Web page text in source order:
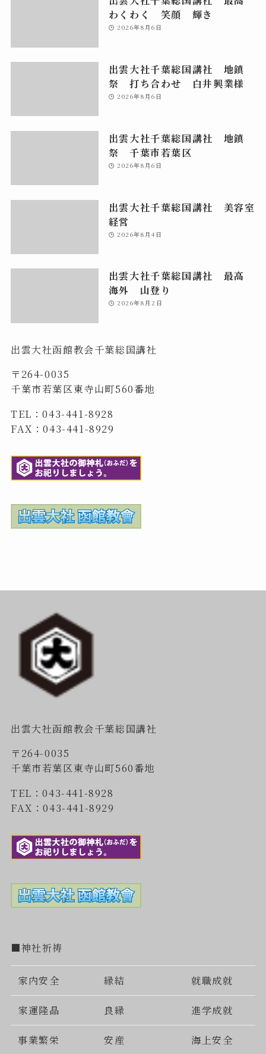
わくわく 笑顔 輝き
2026年8月6日
出雲大社千葉総国講社 地鎮
祭 打ち合わせ 白井興業様
2026年8月6日
出雲大社千葉総国講社 地鎮
祭 千葉市若葉区
2026年8月6日
出雲大社千葉総国講社 美容室
経営
2026年8月4日
出雲大社千葉総国講社 最高
海外 山登り
2026年8月2日
出雲大社函館教会千葉総国講社
〒264-0035
千葉市若葉区東寺山町560番地
TEL：043-441-8928
FAX：043-441-8929
出雲大社函館教会千葉総国講社
〒264-0035
千葉市若葉区東寺山町560番地
TEL：043-441-8928
FAX：043-441-8929
■神社祈祷
家内安全 縁結 就職成就
家運隆晶 良縁 進学成就
事業繁栄 安産 海上安全